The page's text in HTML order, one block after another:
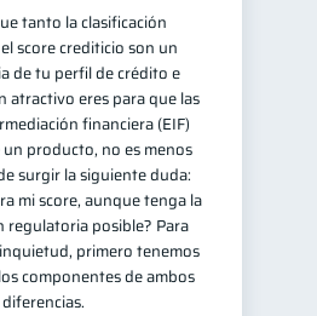
tanto la clasificación
score crediticio son un
de tu perfil de crédito e
atractivo eres para que las
financiera (EIF)
producto, no es menos
surgir la siguiente duda:
mi score, aunque tenga la
regulatoria posible? Para
primero tenemos
componentes de ambos